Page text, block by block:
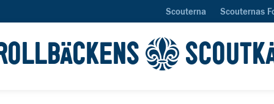
Scouterna Scouternas